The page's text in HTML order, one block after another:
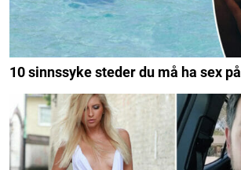
10 sinnssyke steder du må ha sex på